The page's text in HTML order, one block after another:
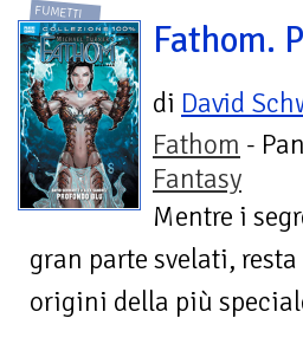
FUMETTI
Fathom.
di David
Fathom -
Fantasy
Mentre i
gran parte svelati,
origini della più